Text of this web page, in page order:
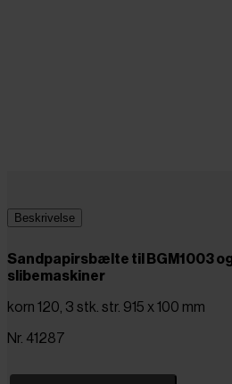
Beskrivelse
Sandpapirsbælte til BGM1003
slibemaskiner
korn 120, 3 stk. str. 915 x 100 mm
Nr. 41287